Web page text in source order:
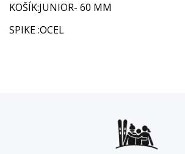
KOŠÍK:JUNIOR- 60 MM
SPIKE :OCEL